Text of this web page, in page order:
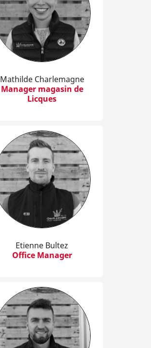
Mathilde Charlemagne
Manager magasin de
Licques
Etienne Bultez
Office Manager